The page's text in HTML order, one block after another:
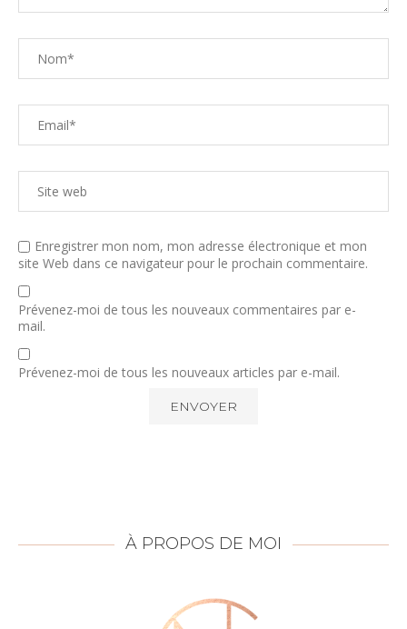
Enregistrer mon nom, mon adresse électronique et mon
site Web dans ce navigateur pour le prochain commentaire.
Prévenez-moi de tous les nouveaux commentaires par e-
mail.
Prévenez-moi de tous les nouveaux articles par e-mail.
À PROPOS DE MOI